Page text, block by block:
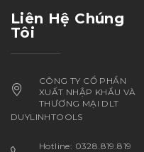
Liên Hệ Chúng
Tôi
CÔNG TY CỔ PHẦN
XUẤT NHẬP KHẨU VÀ
THƯƠNG MẠI DLT
DUYLINHTOOLS
Hotline: 0328.819.819